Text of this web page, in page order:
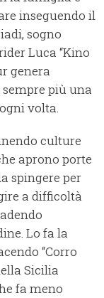
inseguendo il
sogno
Luca “Kino
genera
più una
volta.
culture
aprono porte
spingere per
a difficoltà
Lo fa la
“Corro
Sicilia
fa meno